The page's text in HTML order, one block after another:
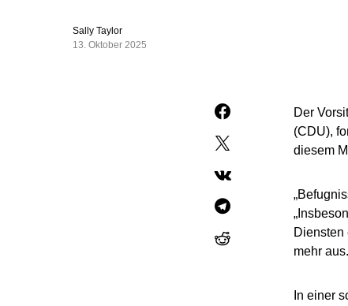
Sally Taylor
13. Oktober 2025
Der
(CDU),
diesem
Diensten
mehr
In einer